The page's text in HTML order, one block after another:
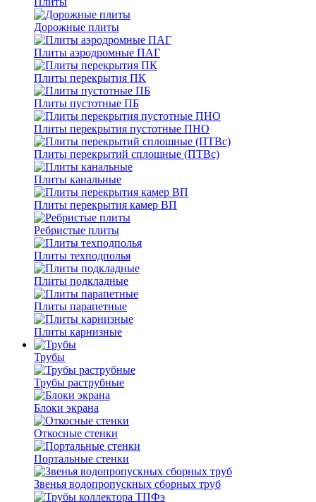
Дорожные плиты
Плиты аэродромные ПАГ
Плиты перекрытия ПК
Плиты пустотные ПБ
Плиты перекрытия пустотные ПНО
Плиты перекрытий сплошные (ПТВс)
Плиты канальные
Плиты перекрытия камер ВП
Ребристые плиты
Плиты техподполья
Плиты подкладные
Плиты парапетные
Плиты карнизные
Трубы
Трубы раструбные
Блоки экрана
Откосные стенки
Портальные стенки
Звенья водопропускных сборных труб